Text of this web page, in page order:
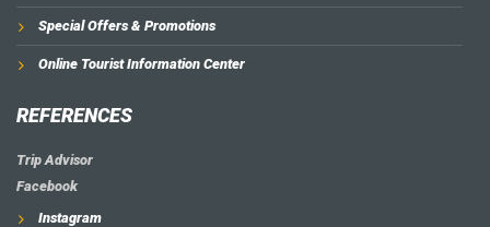
Special Offers & Promotions
Online Tourist Information Center
REFERENCES
Trip Advisor
Facebook
Instagram